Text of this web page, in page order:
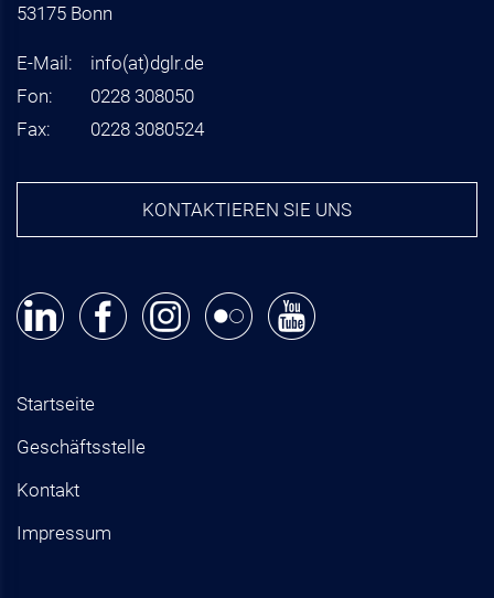
53175 Bonn
E-Mail: info(at)dglr.de
Fon:
0228 308050
Fax:
0228 3080524
KONTAKTIEREN SIE UNS
Startseite
Geschäftsstelle
Kontakt
Impressum